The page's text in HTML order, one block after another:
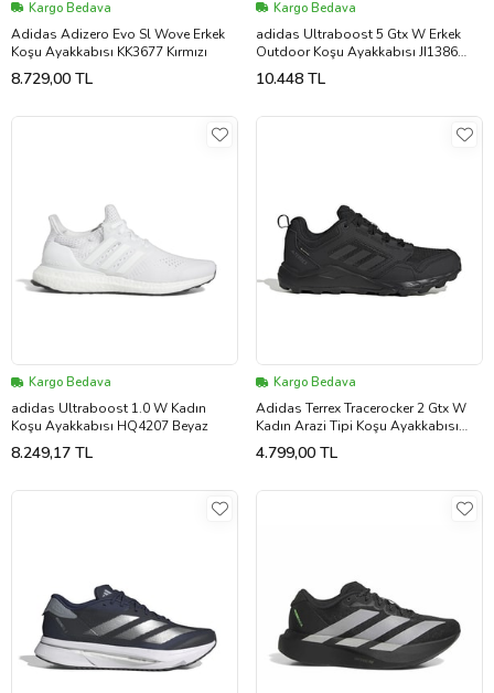
Kargo Bedava
Adidas Adizero Evo Sl Wove Erkek
Koşu Ayakkabısı KK3677 Kırmızı
8.729,00 TL
Kargo Bedava
adidas Ultraboost 5 Gtx W Erkek
Outdoor Koşu Ayakkabısı JI1386
Siyah
10.448 TL
Kargo Bedava
adidas Ultraboost 1.0 W Kadın
Koşu Ayakkabısı HQ4207 Beyaz
8.249,17 TL
Kargo Bedava
Adidas Terrex Tracerocker 2 Gtx W
Kadın Arazi Tipi Koşu Ayakkabısı
JI1307 Siyah
4.799,00 TL